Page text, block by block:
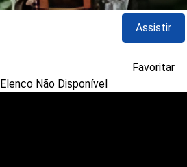
Assistir
Favoritar
Elenco Não Disponível